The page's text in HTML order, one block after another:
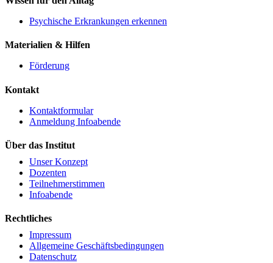
Psychische Erkrankungen erkennen
Materialien & Hilfen
Förderung
Kontakt
Kontaktformular
Anmeldung Infoabende
Über das Institut
Unser Konzept
Dozenten
Teilnehmerstimmen
Infoabende
Rechtliches
Impressum
Allgemeine Geschäftsbedingungen
Datenschutz